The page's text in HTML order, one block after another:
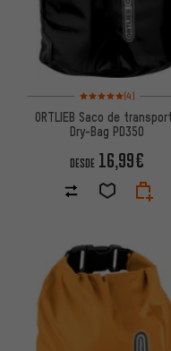
Valoración media: 5
(4)
ORTLIEB Saco de
Dry-Bag PD350
DESDE 16,99€